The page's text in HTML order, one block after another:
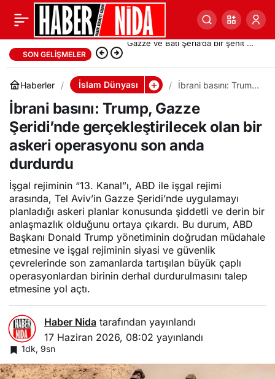
SON GELIŞMELER
serbest bıraktığı Filistinli
mahkumları Abbas yönetimi
gözaltına aldı
Haberler İslam Dünyası
İbrani basını: Trump,
gerçekleştirilecek
olan bir askeri
operasyonu son
anda durdurdu
İbrani basını: Trump, Gazze
Şeridi’nde gerçekleştirilecek olan bir
askeri operasyonu son anda
durdurdu
İşgal rejiminin “13. Kanal”ı, ABD ile işgal rejimi
arasında, Tel Aviv’in Gazze Şeridi’nde uygulamayı
planladığı askeri planlar konusunda şiddetli ve derin bir
anlaşmazlık olduğunu ortaya çıkardı. Bu durum, ABD
Başkanı Donald Trump yönetiminin doğrudan müdahale
etmesine ve işgal rejiminin siyasi ve güvenlik
çevrelerinde son zamanlarda tartışılan büyük çaplı
operasyonlardan birinin derhal durdurulmasını talep
etmesine yol açtı.
Haber Nida tarafından yayınlandı
17 Haziran 2026, 08:02 yayınlandı
1dk, 9sn